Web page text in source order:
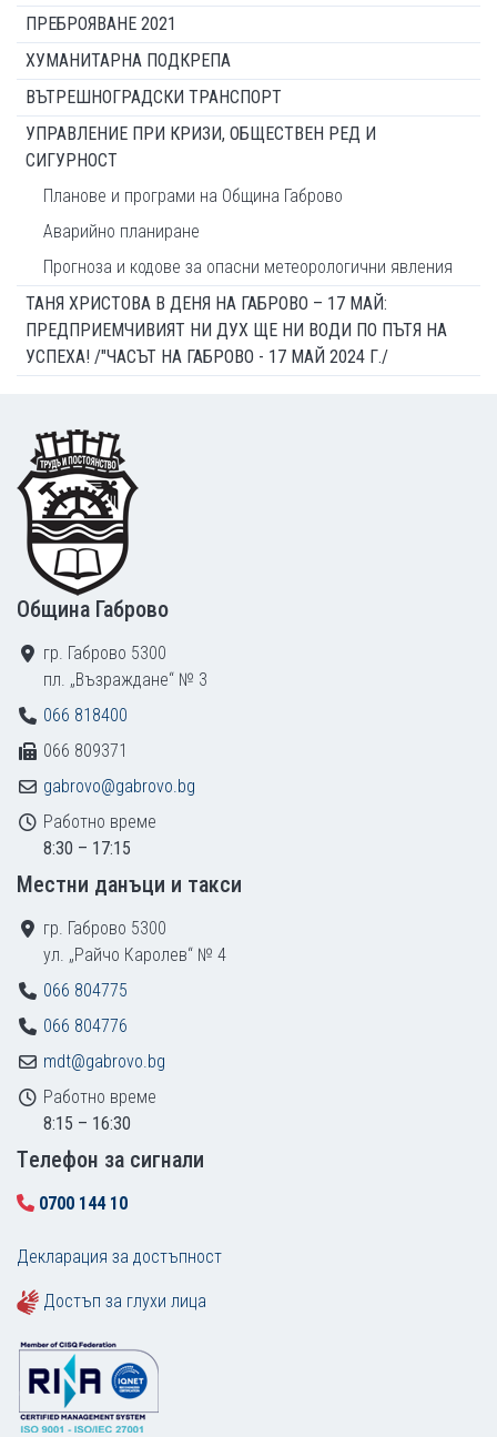
ПРЕБРОЯВАНЕ 2021
ХУМАНИТАРНА ПОДКРЕПА
ВЪТРЕШНОГРАДСКИ ТРАНСПОРТ
УПРАВЛЕНИЕ ПРИ КРИЗИ, ОБЩЕСТВЕН РЕД И
СИГУРНОСТ
Планове и програми на Община Габрово
Аварийно планиране
Прогноза и кодове за опасни метеорологични явления
ТАНЯ ХРИСТОВА В ДЕНЯ НА ГАБРОВО – 17 МАЙ:
ПРЕДПРИЕМЧИВИЯТ НИ ДУХ ЩЕ НИ ВОДИ ПО ПЪТЯ НА
УСПЕХА! /"ЧАСЪТ НА ГАБРОВО - 17 МАЙ 2024 Г./
Footer
Община Габрово
гр. Габрово 5300
пл. „Възраждане“ № 3
066 818400
066 809371
gabrovo@gabrovo.bg
Работно време
8:30 – 17:15
Местни данъци и такси
гр. Габрово 5300
ул. „Райчо Каролев“ № 4
066 804775
066 804776
mdt@gabrovo.bg
Работно време
8:15 – 16:30
Tелефон за сигнали
0700 144 10
Декларация за достъпност
Достъп за глухи лица